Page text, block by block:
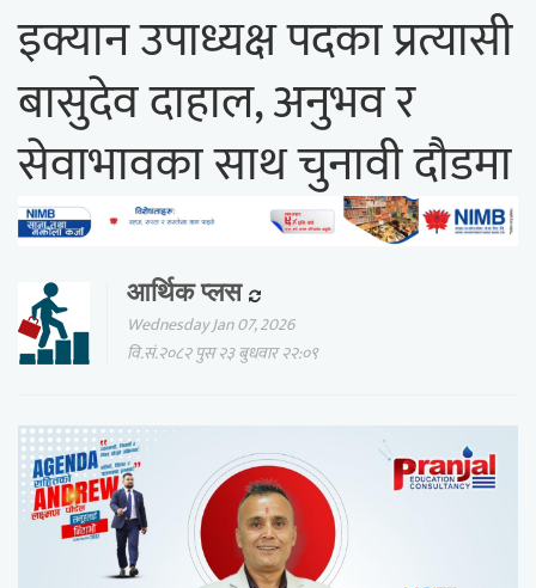
इक्यान उपाध्यक्ष पदका प्रत्यासी
बासुदेव दाहाल, अनुभव र
सेवाभावका साथ चुनावी दौडमा
आर्थिक प्लस
Wednesday Jan 07, 2026
वि.सं.२०८२ पुस २३ बुधवार २२:०९